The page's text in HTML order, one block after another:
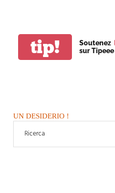
tip! Soutenez
sur Tipeee
UN DESIDERIO !